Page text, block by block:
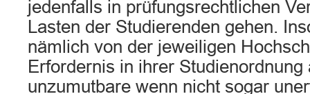
jedenfalls in prüfungsrechtlichen
Lasten der Studierenden gehen.
nämlich von der jeweiligen
Erfordernis in ihrer Studienordnung
unzumutbare wenn nicht sogar